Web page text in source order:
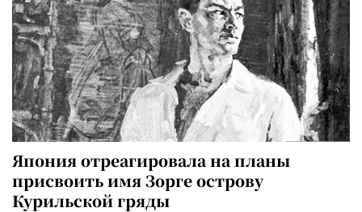
Япония отреагировала на планы
присвоить имя Зорге острову
Курильской гряды